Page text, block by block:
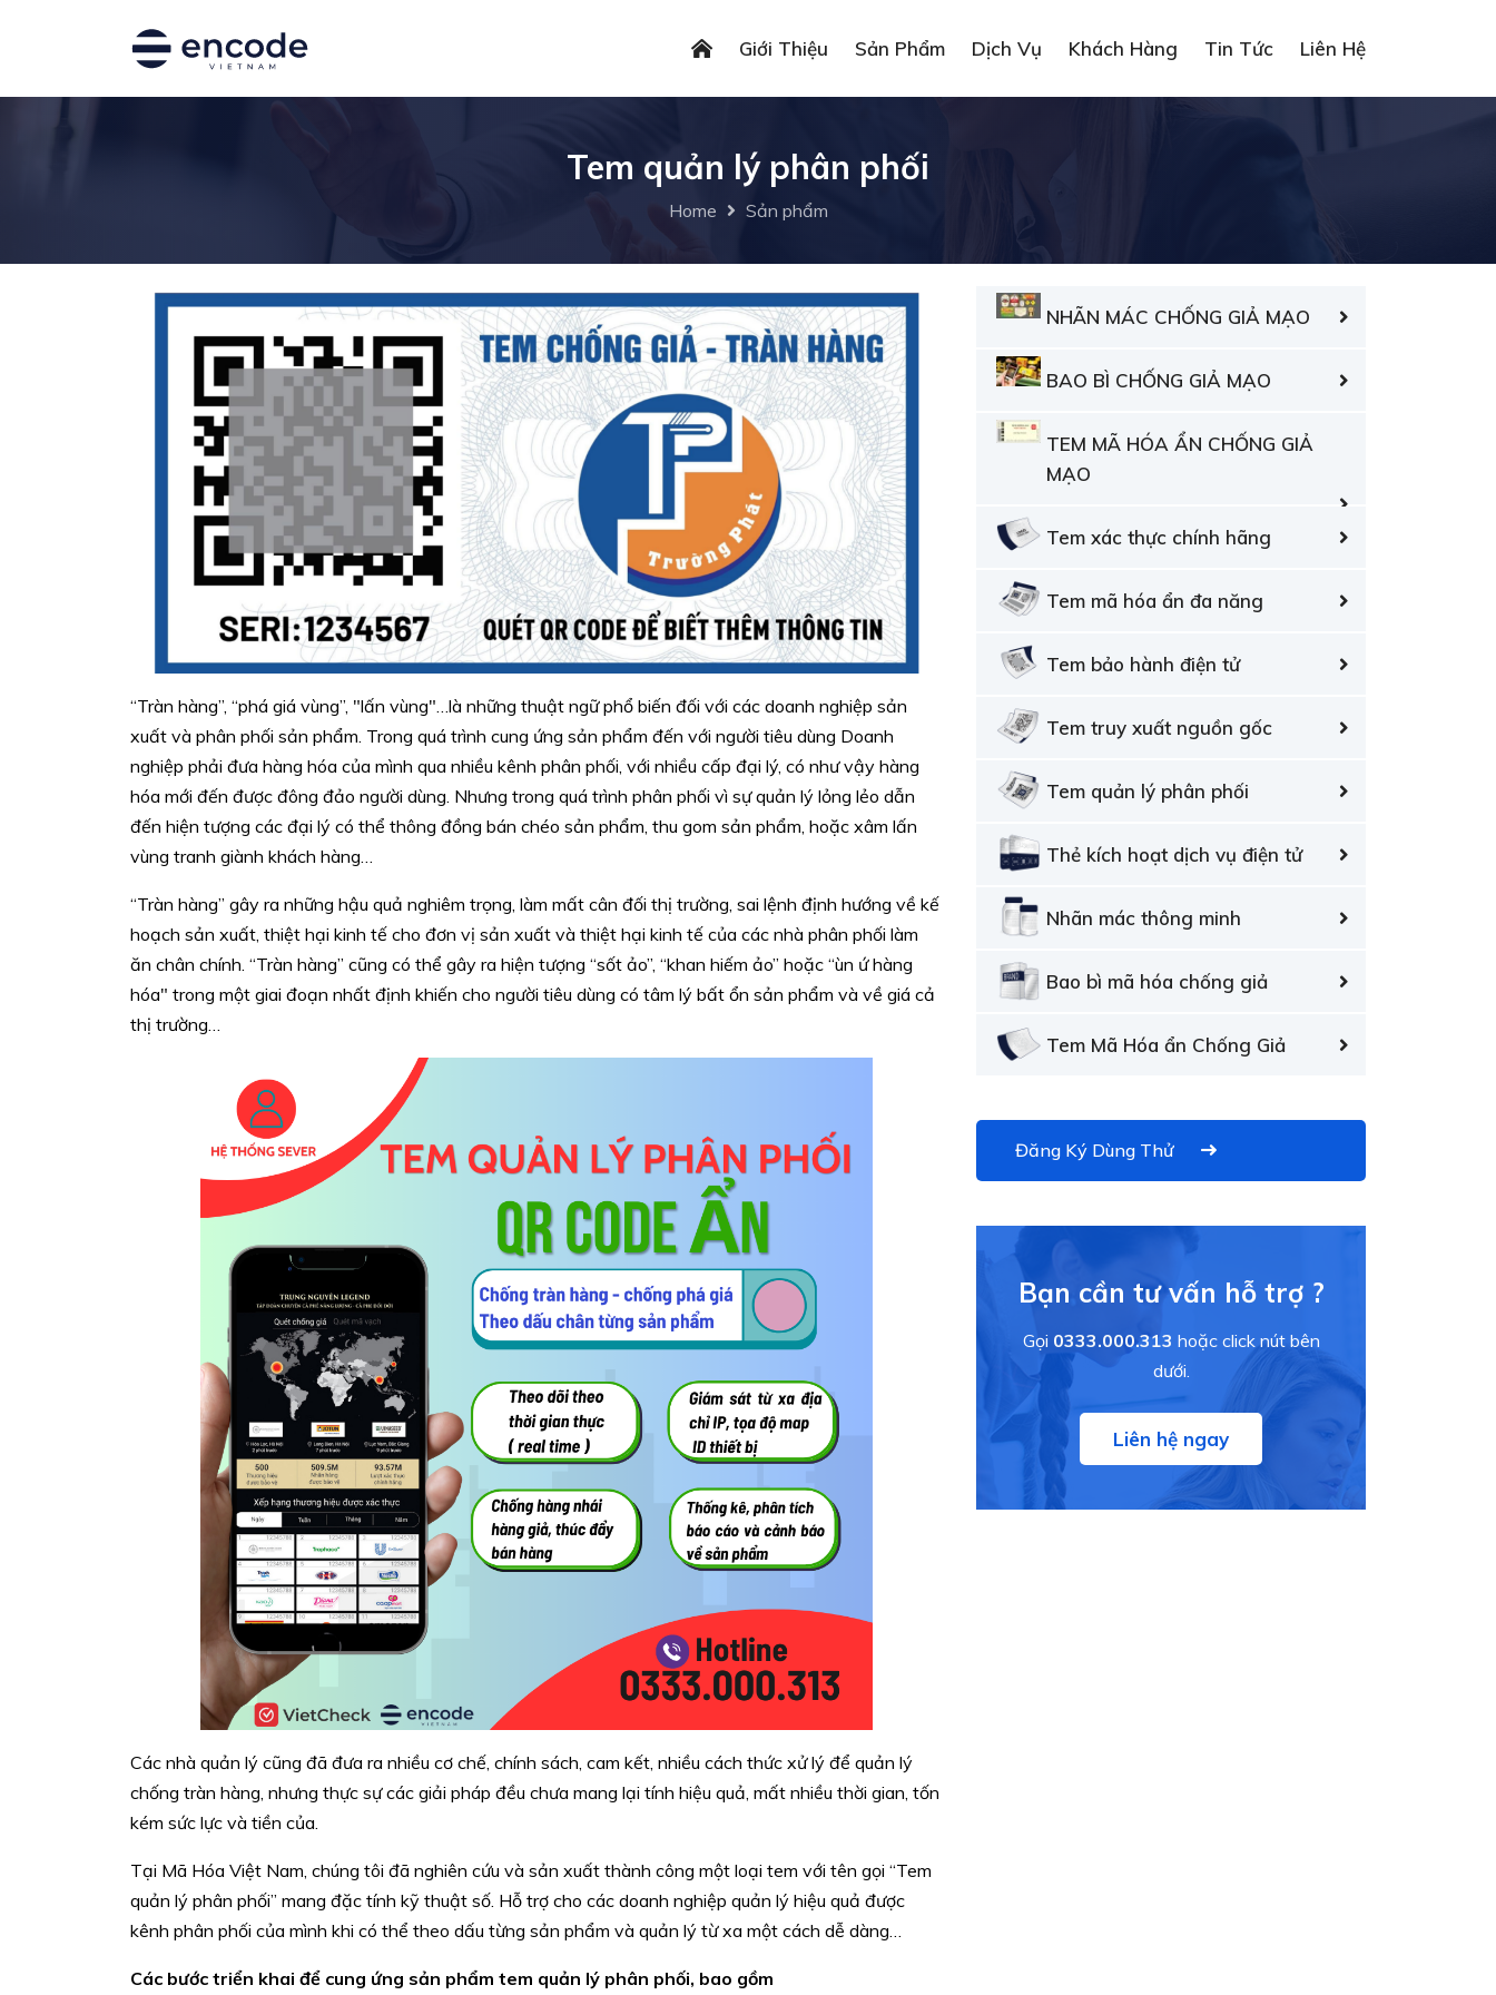
Giới Thiệu Sản Phẩm Dịch Vụ Khách Hàng Tin Tức Liên Hệ
Tem quản lý phân phối
Home Sản phẩm
“Tràn hàng”, “phá giá vùng”, "lấn vùng"…là những thuật ngữ phổ biến đối với các doanh nghiệp sản
xuất và phân phối sản phẩm. Trong quá trình cung ứng sản phẩm đến với người tiêu dùng Doanh
nghiệp phải đưa hàng hóa của mình qua nhiều kênh phân phối, với nhiều cấp đại lý, có như vậy hàng
hóa mới đến được đông đảo người dùng. Nhưng trong quá trình phân phối vì sự quản lý lỏng lẻo dẫn
đến hiện tượng các đại lý có thể thông đồng bán chéo sản phẩm, thu gom sản phẩm, hoặc xâm lấn
vùng tranh giành khách hàng…
“Tràn hàng” gây ra những hậu quả nghiêm trọng, làm mất cân đối thị trường, sai lệnh định hướng về kế
hoạch sản xuất, thiệt hại kinh tế cho đơn vị sản xuất và thiệt hại kinh tế của các nhà phân phối làm
ăn chân chính. “Tràn hàng” cũng có thể gây ra hiện tượng “sốt ảo”, “khan hiếm ảo” hoặc “ùn ứ hàng
hóa" trong một giai đoạn nhất định khiến cho người tiêu dùng có tâm lý bất ổn sản phẩm và về giá cả
thị trường…
Các nhà quản lý cũng đã đưa ra nhiều cơ chế, chính sách, cam kết, nhiều cách thức xử lý để quản lý
chống tràn hàng, nhưng thực sự các giải pháp đều chưa mang lại tính hiệu quả, mất nhiều thời gian, tốn
kém sức lực và tiền của.
Tại Mã Hóa Việt Nam, chúng tôi đã nghiên cứu và sản xuất thành công một loại tem với tên gọi “Tem
quản lý phân phối” mang đặc tính kỹ thuật số. Hỗ trợ cho các doanh nghiệp quản lý hiệu quả được
kênh phân phối của mình khi có thể theo dấu từng sản phẩm và quản lý từ xa một cách dễ dàng…
Các bước triển khai để cung ứng sản phẩm tem quản lý phân phối, bao gồm
NHÃN MÁC CHỐNG GIẢ MẠO
BAO BÌ CHỐNG GIẢ MẠO
TEM MÃ HÓA ẨN CHỐNG GIẢ
MẠO
Tem xác thực chính hãng
Tem mã hóa ẩn đa năng
Tem bảo hành điện tử
Tem truy xuất nguồn gốc
Tem quản lý phân phối
Thẻ kích hoạt dịch vụ điện tử
Nhãn mác thông minh
Bao bì mã hóa chống giả
Tem Mã Hóa ẩn Chống Giả
Đăng Ký Dùng Thử
Bạn cần tư vấn hỗ trợ ?
Gọi 0333.000.313 hoặc click nút bên
dưới.
Liên hệ ngay